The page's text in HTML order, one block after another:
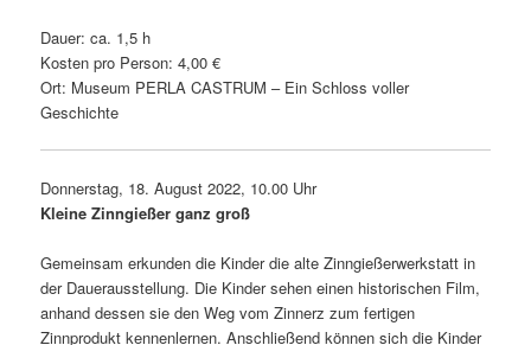
Dauer: ca. 1,5 h
Kosten pro Person: 4,00 €
Ort: Museum PERLA CASTRUM – Ein Schloss voller
Geschichte
Donnerstag, 18. August 2022, 10.00 Uhr
Kleine Zinngießer ganz groß
Gemeinsam erkunden die Kinder die alte Zinngießerwerkstatt in
der Dauerausstellung. Die Kinder sehen einen histo­ri­schen Film,
anhand dessen sie den Weg vom Zinnerz zum fertigen
Zinnprodukt kennen­lernen. Anschließend können sich die Kinder